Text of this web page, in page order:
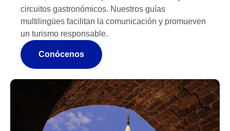
circuitos gastronómicos. Nuestros guías
multilingües facilitan la comunicación y promueven
un turismo responsable.
Conócenos